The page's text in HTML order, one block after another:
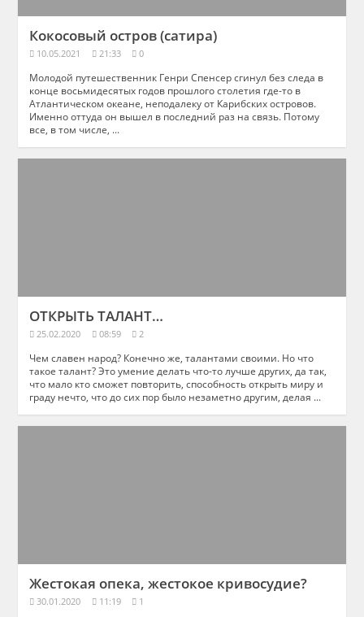
Кокосовый остров (сатира)
10.05.2021 21:33 0
Молодой путешественник Генри Спенсер сгинул без следа в
конце восьмидесятых годов прошлого столетия где-то в
Атлантическом океане, неподалеку от Карибских островов.
Именно оттуда он вышел в последний раз на связь. Потому
все, в том числе, ...
ОТКРЫТЬ ТАЛАНТ…
25.02.2020 08:59 2
Чем славен народ? Конечно же, талантами своими. Но что
такое талант? Это умение делать что-то лучше других, да так,
что мало кто сможет повторить, способность открыть миру и
граду нечто, что до сих пор было незаметно другим, делая ...
Жестокая опека, жестокое кривосудие?
30.01.2020 11:19 1